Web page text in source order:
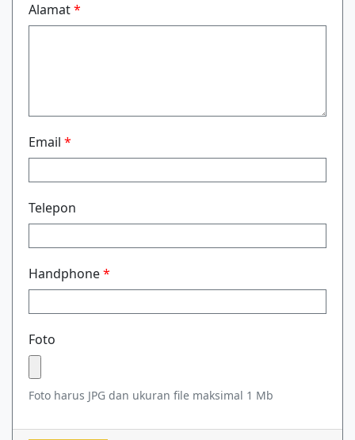
Alamat*
Email *
Telepon
Handphone*
Foto
Foto harus JPG dan ukuran file maksimal 1 Mb